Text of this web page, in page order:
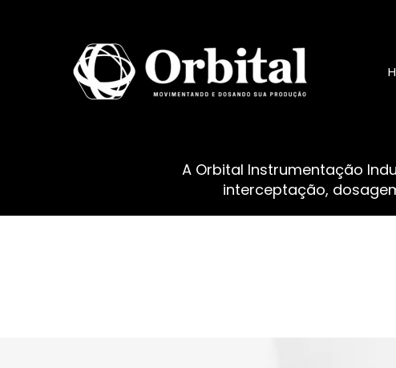
A Orbital Instrumentação
interceptação,